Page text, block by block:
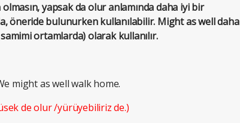
yapsak da olur anlamında daha iyi bir
öneride bulunurken kullanılabilir. Might as well daha
ortamlarda) olarak kullanılır.
might as well walk home.
de olur /yürüyebiliriz de.)